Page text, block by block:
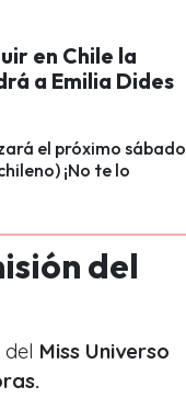
en Chile la
a Emilia Dides
el próximo sábado
¡No te lo
del
Miss Universo